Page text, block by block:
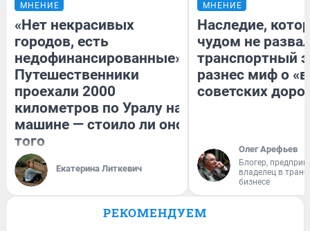
МНЕНИЕ
«Нет некрасивых
городов, есть
недофинансированные».
Путешественники
проехали 2000
километров по Уралу на
машине — стоило ли оно
того
Екатерина Литкевич
МНЕНИЕ
Наследие,
чудом не
транспортный
разнес миф о
советских
Олег Арефьев
Блогер,
владелец в
бизнесе
РЕКОМЕНДУЕМ